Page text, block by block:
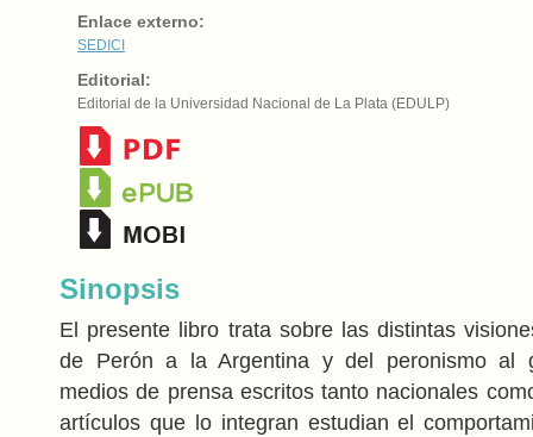
Enlace externo:
SEDICI
Editorial:
Editorial de la Universidad Nacional de La Plata (EDULP)
Sinopsis
El presente libro trata sobre las distintas
de Perón a la Argentina y del peronismo al
medios de prensa escritos tanto nacionales
artículos que lo integran estudian el